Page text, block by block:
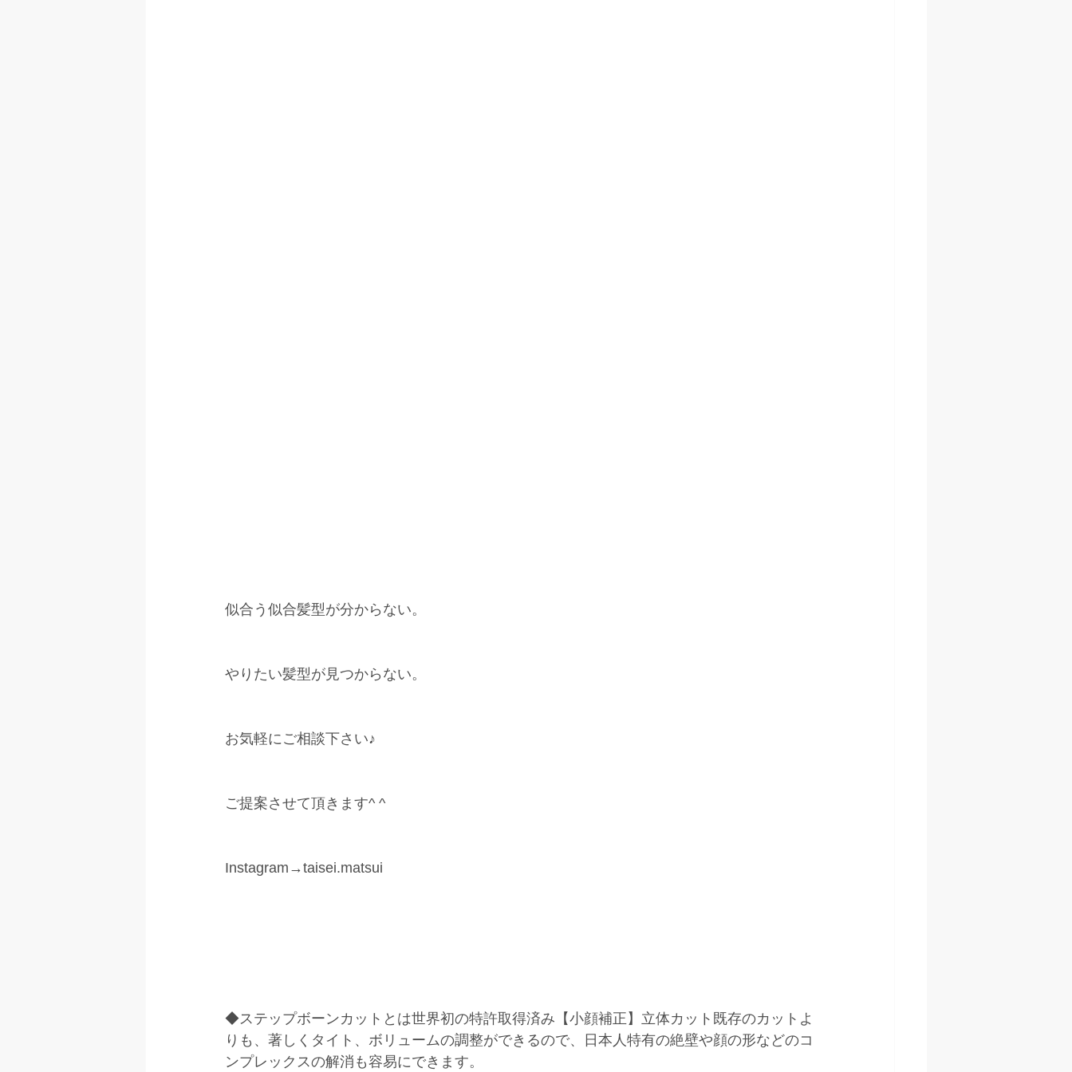
似合う似合髪型が分からない。
やりたい髪型が見つからない。
お気軽にご相談下さい♪
ご提案させて頂きます^ ^
Instagram→taisei.matsui
◆ステップボーンカットとは世界初の特許取得済み【小顔補正】立体カット既存のカットよ
りも、著しくタイト、ボリュームの調整ができるので、日本人特有の絶壁や顔の形などのコ
ンプレックスの解消も容易にできます。